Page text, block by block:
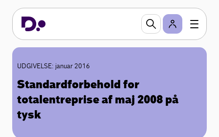
UDGIVELSE: januar 2016
Standardforbehold for
totalentreprise af maj 2008 på
tysk